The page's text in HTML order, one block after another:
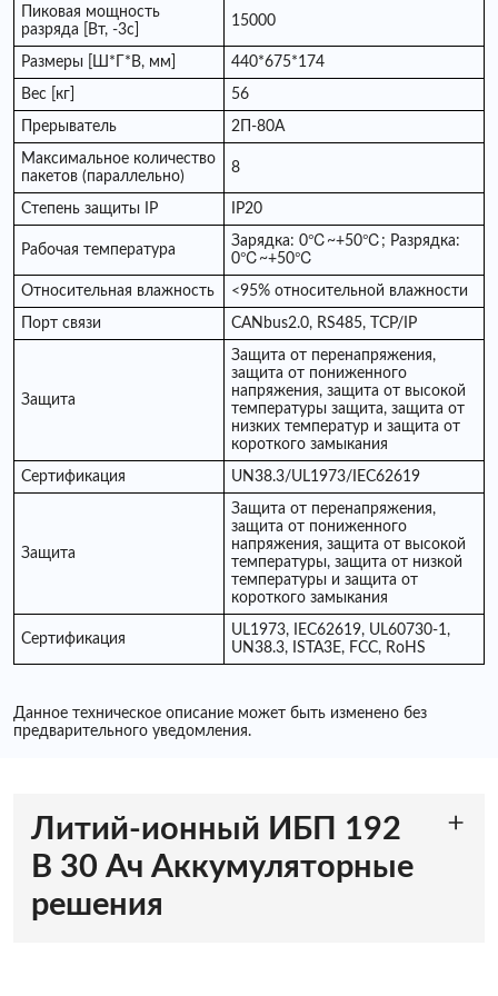
Пиковая мощность
разряда [Вт, -3с]
15000
Размеры [Ш*Г*В, мм] 440*675*174
Вес [кг] 56
Прерыватель 2П-80А
Максимальное количество
пакетов (параллельно)
8
Степень защиты IP IP20
Рабочая температура
Зарядка: 0℃~+50℃; Разрядка:
0℃~+50℃
Относительная влажность <95% относительной влажности
Порт связи CANbus2.0, RS485, TCP/IP
Защита
Защита от перенапряжения,
защита от пониженного
напряжения, защита от высокой
температуры защита, защита от
низких температур и защита от
короткого замыкания
Сертификация UN38.3/UL1973/IEC62619
Защита
Защита от перенапряжения,
защита от пониженного
напряжения, защита от высокой
температуры, защита от низкой
температуры и защита от
короткого замыкания
Сертификация
UL1973, IEC62619, UL60730-1,
UN38.3, ISTA3E, FCC, RoHS
Данное техническое описание может быть изменено без
предварительного уведомления.
Литий-ионный ИБП 192
В 30 Ач Аккумуляторные
решения